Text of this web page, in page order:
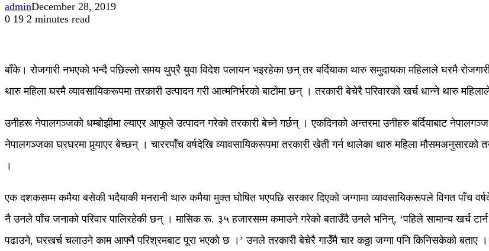
adminDecember 28, 2019
0 19 2 minutes read
बाँके। रोजगारी नभएको भन्दै पछिल्लो समय थुप्रै युवा विदेश पलायन भइरहेका छन् तर बर्दियाका थारु समुदायका महिलाले घरमै
थारु महिला घरमै व्यावसायिकरूपमा तरकारी उत्पादन गरी आत्मनिर्भरको बाटोमा छन् । तरकारी बेचेरै परिवारको खर्च धान्ने थारु
उनीहरू नेपालगञ्जको धम्बोझीमा ल्याएर आफूले उत्पादन गरेको तरकारी बेच्ने गर्छन् । एकदिनको अन्तरमा उनीहरु बर्दियाबाट
नेपालगञ्जका घरघरमा पुर्‍याएर बेच्छन् । चाररपाँच वर्षदेखि व्यावसायिकरूपमा तरकारी खेती गर्न थालेका थारु महिला
।
एक दशकसम्म कमैया बसेकी भदैयाकी मनरानी थारु कमैया मुक्त घोषित भएपछि सरकार दिएको जग्गामा व्यावसायिकरूपले विगत पाँच
नै उनले पाँच जनाको परिवार पालिरहेकी छन् । मासिक रू. ३५ हजारसम्म कमाउने गरेको बताउँदै उनले भनिन्, ‘पहिले सामान्य खर्च
पढाउने, घरखर्च चलाउने काम आफ्नै परिश्रमबाट पूरा भएको छ ।’ उनले तरकारी बेचेरै गाउँमै चार कठ्ठा जग्गा पनि किनिसकेको बताए